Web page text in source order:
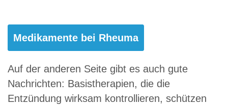
Medikamente bei Rheuma
Auf der anderen Seite gibt es auch gute
Nachrichten: Basistherapien, die die
Entzündung wirksam kontrollieren, schützen